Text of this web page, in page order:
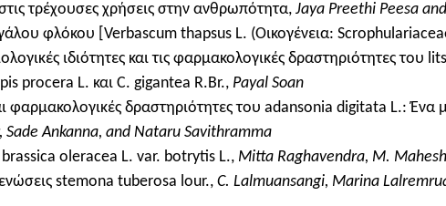
τρέχουσες χρήσεις στην ανθρωπότητα, Jaya Preethi Peesa
φλόκου [Verbascum thapsus L. (Οικογένεια:
ιδιότητες και τις φαρμακολογικές δραστηριότητες του
procera L. και C. gigantea R.Br., Payal Soan
φαρμακολογικές δραστηριότητες του adansonia digitata L.:
Ankanna, and Nataru Savithramma
oleracea L. var. botrytis L., Mitta Raghavendra, M.
ενώσεις stemona tuberosa lour., C. Lalmuansangi, Marina